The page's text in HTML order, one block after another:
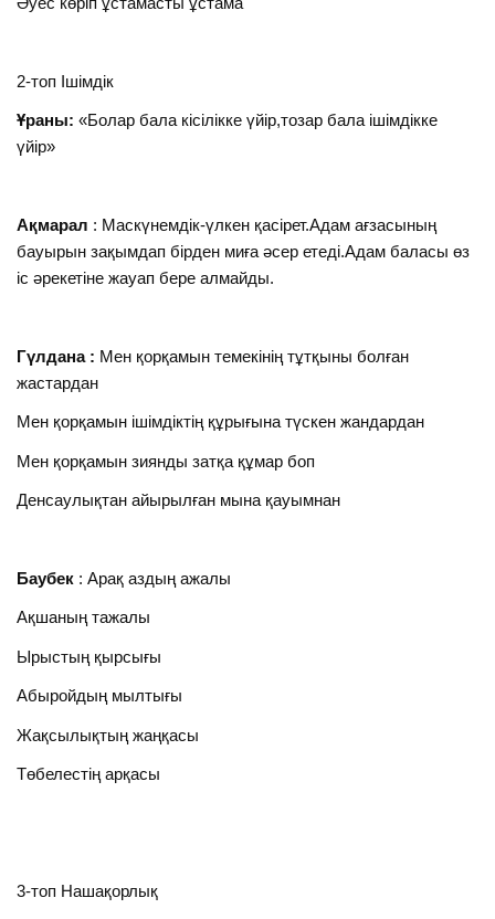
2-топ Ішімдік
Ұраны: «Болар бала кісілікке үйір,тозар бала ішімдікке
үйір»
Ақмарал : Маскүнемдік-үлкен қасірет.Адам ағзасының
бауырын зақымдап бірден миға әсер етеді.Адам баласы өз
іс әрекетіне жауап бере алмайды.
Гүлдана : Мен қорқамын темекінің тұтқыны болған
жастардан
Мен қорқамын ішімдіктің құрығына түскен жандардан
Мен қорқамын зиянды затқа құмар боп
Денсаулықтан айырылған мына қауымнан
Баубек : Арақ аздың ажалы
Ақшаның тажалы
Ырыстың қырсығы
Абыройдың мылтығы
Жақсылықтың жаңқасы
Төбелестің арқасы
3-топ Нашақорлық